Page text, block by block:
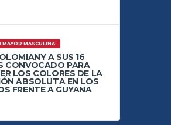
MAYOR MASCULINA
A SUS 16
CONVOCADO PARA
LOS COLORES DE LA
ABSOLUTA EN LOS
FRENTE A GUYANA